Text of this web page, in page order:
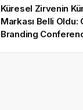
Küresel Zirvenin
Markası Belli Oldu:
Branding